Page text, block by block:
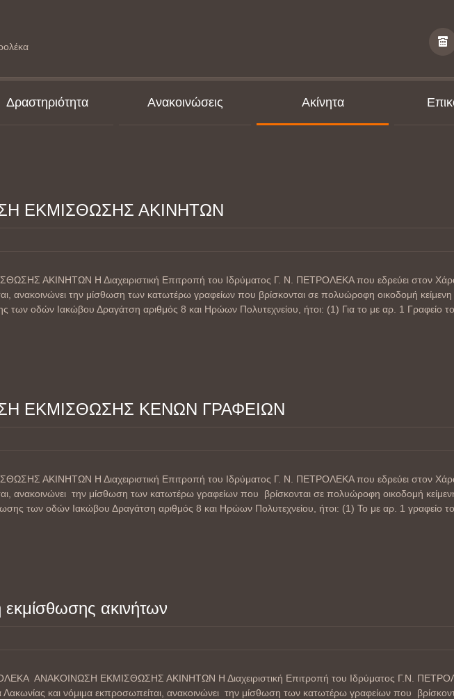
Δραστηριότητα Ανακοινώσεις Ακίνητα
ΕΚΜΙΣΘΩΣΗΣ ΑΚΙΝΗΤΩΝ
ΑΚΙΝΗΤΩΝ Η Διαχειριστική Επιτροπή του Ιδρύματος Γ. Ν. ΠΕΤΡΟΛΕΚΑ που εδρεύει στον
ανακοινώνει την μίσθωση των κατωτέρω γραφείων που βρίσκονται σε πολυώροφη οικοδομή κείμενη
των οδών Ιακώβου Δραγάτση αριθμός 8 και Ηρώων Πολυτεχνείου, ήτοι: (1) Για το με αρ. 1 Γραφείο
ΕΚΜΙΣΘΩΣΗΣ ΚΕΝΩΝ ΓΡΑΦΕΙΩΝ
ΑΚΙΝΗΤΩΝ Η Διαχειριστική Επιτροπή του Ιδρύματος Γ. Ν. ΠΕΤΡΟΛΕΚΑ που εδρεύει στον
ανακοινώνει την μίσθωση των κατωτέρω γραφείων που βρίσκονται σε πολυώροφη οικοδομή
των οδών Ιακώβου Δραγάτση αριθμός 8 και Ηρώων Πολυτεχνείου, ήτοι: (1) Το με αρ. 1 γραφείο
ακινήτων
ΑΝΑΚΟΙΝΩΣΗ ΕΚΜΙΣΘΩΣΗΣ ΑΚΙΝΗΤΩΝ Η Διαχειριστική Επιτροπή του Ιδρύματος Γ.Ν.
Λακωνίας και νόμιμα εκπροσωπείται, ανακοινώνει την μίσθωση των κατωτέρω γραφείων που